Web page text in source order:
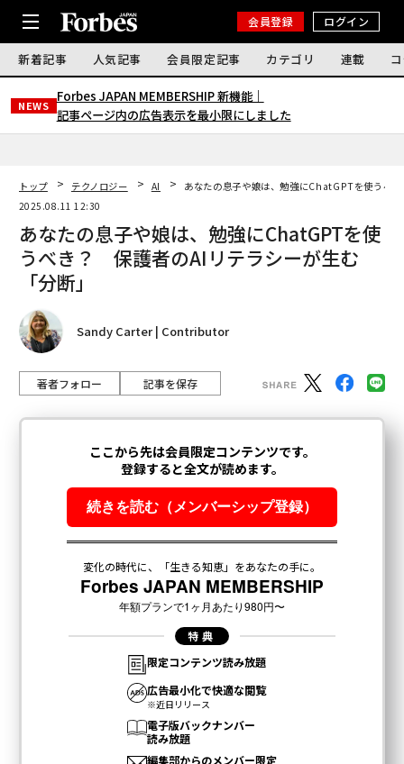
会員登録 ログイン
新着記事 人気記事 会員限定記事 カテゴリ 連載
NEWS
Forbes JAPAN MEMBERSHIP 新機能｜
記事ページ内の広告表示を最小限にしました
トップ テクノロジー AI
あなたの息子や娘は、勉強にChatGPTを使うべ
2025.08.11 12:30
あなたの息子や娘は、勉強にChatGPTを使
うべき？ 保護者のAIリテラシーが生む
「分断」
Sandy Carter | Contributor
著者フォロー 記事を保存